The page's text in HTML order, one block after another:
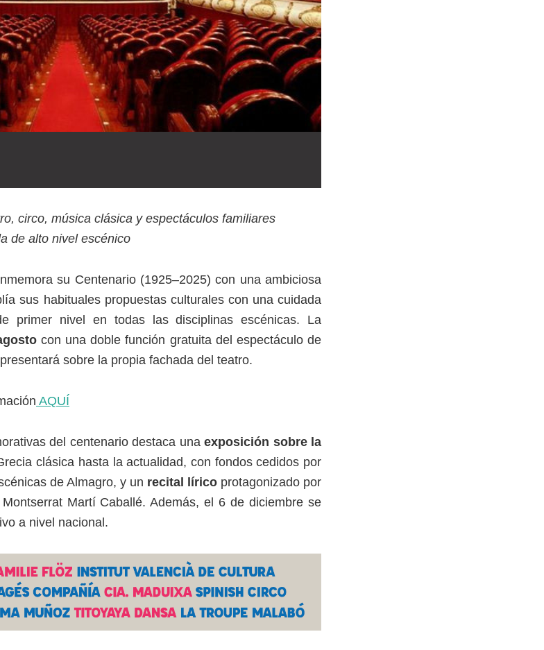
circo, música clásica y espectáculos familiares
de alto nivel escénico
su Centenario (1925–2025) con una ambiciosa
sus habituales propuestas culturales con una cuidada
primer nivel en todas las disciplinas escénicas. La
con una doble función gratuita del espectáculo de
sobre la propia fachada del teatro.
AQUÍ
del centenario destaca una exposición sobre la
clásica hasta la actualidad, con fondos cedidos por
de Almagro, y un recital lírico protagonizado por
Martí Caballé. Además, el 6 de diciembre se
a nivel nacional.